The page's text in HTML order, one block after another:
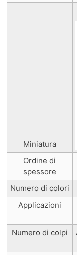
Miniatura
Ordine di
spessore
Numero di colori
Applicazioni
Numero di colpi